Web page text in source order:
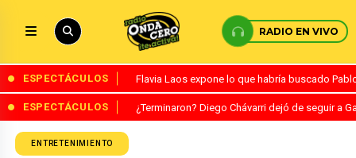
RADIO EN VIVO
ESPECTÁCULOS Flavia Laos expone lo que habría buscado
ESPECTÁCULOS ¿Terminaron? Diego Chávarri dejó de seguir a
ENTRETENIMIENTO